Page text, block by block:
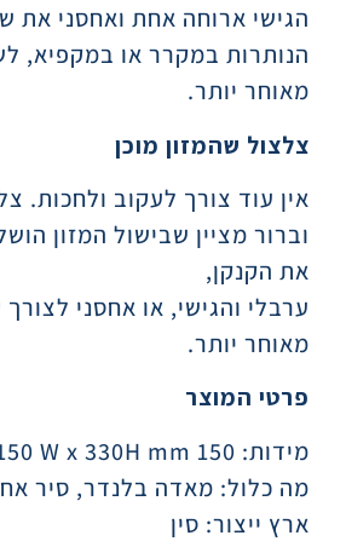
הגישי ארוחה אחת ואחסני את
הנותרות במקרר או במקפיא,
מאוחר יותר.
צלצול שהמזון מוכן
אין עוד צורך לעקוב ולחכות.
וברור מציין שבישול המזון
את הקנקן,
ערבלי והגישי, או אחסני
מאוחר יותר.
פרטי המוצר
מידות: 150 D x 150 W x 330H mm
מה כלול: מאדה בלנדר, סיר
ארץ ייצור: סין